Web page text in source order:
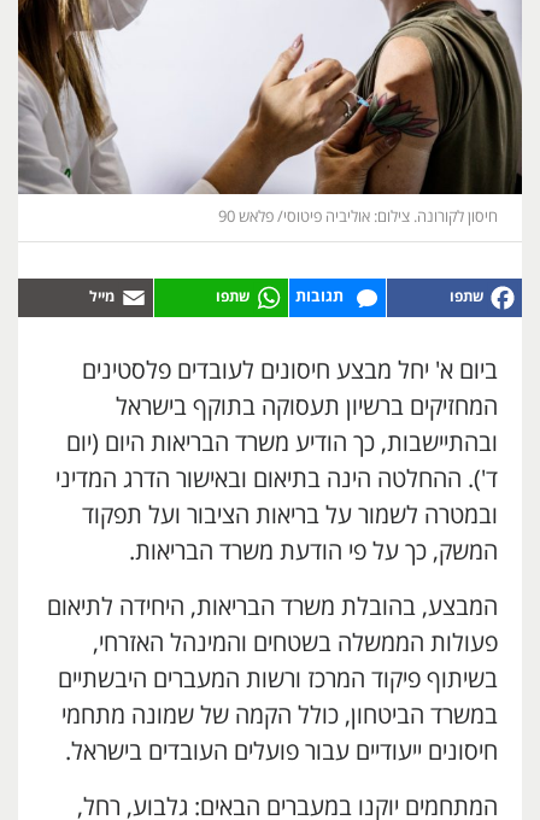
חיסון לקורונה. צילום: אוליביה פיטוסי/ פלאש 90
תגובות
ביום א' יחל מבצע חיסונים לעובדים פלסטינים
המחזיקים ברשיון תעסוקה בתוקף בישראל
ובהתיישבות, כך הודיע משרד הבריאות היום (יום
ד'). ההחלטה הינה בתיאום ובאישור הדרג המדיני
ובמטרה לשמור על בריאות הציבור ועל תפקוד
המשק, כך על פי הודעת משרד הבריאות.
המבצע, בהובלת משרד הבריאות, היחידה לתיאום
פעולות הממשלה בשטחים והמינהל האזרחי,
בשיתוף פיקוד המרכז ורשות המעברים היבשתיים
במשרד הביטחון, כולל הקמה של שמונה מתחמי
חיסונים ייעודיים עבור פועלים העובדים בישראל.
המתחמים יוקנו במעברים הבאים: גלבוע, רחל,